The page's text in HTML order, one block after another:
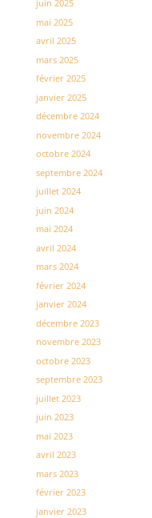
juin 2025
mai 2025
avril 2025
mars 2025
février 2025
janvier 2025
décembre 2024
novembre 2024
octobre 2024
septembre 2024
juillet 2024
juin 2024
mai 2024
avril 2024
mars 2024
février 2024
janvier 2024
décembre 2023
novembre 2023
octobre 2023
septembre 2023
juillet 2023
juin 2023
mai 2023
avril 2023
mars 2023
février 2023
janvier 2023